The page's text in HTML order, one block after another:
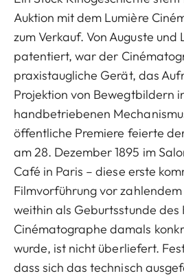
Auktion mit dem Lumière
zum Verkauf. Von Auguste und
patentiert, war der
praxistaugliche Gerät, das
Projektion von Bewegtbildern
handbetriebenen
öffentliche Premiere feierte
am 28. Dezember 1895 im
Café in Paris – diese erste
Filmvorführung vor
weithin als Geburtsstunde des
Cinématographe damals
wurde, ist nicht überliefert.
dass sich das technisch